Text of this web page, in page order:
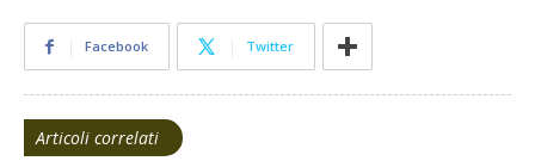
Facebook Twitter
Articoli correlati